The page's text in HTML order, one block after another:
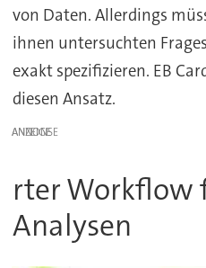
von Daten. Allerdings
ihnen untersuchten
exakt spezifizieren. EB
diesen Ansatz.
ANZEIGE
rter Workflow
Analysen